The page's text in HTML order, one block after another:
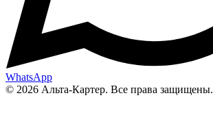
WhatsApp
© 2026 Альта-Картер. Все права защищены.